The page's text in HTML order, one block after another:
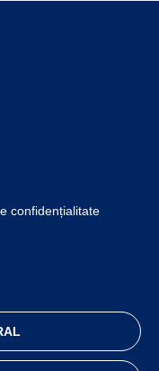
confidențialitate